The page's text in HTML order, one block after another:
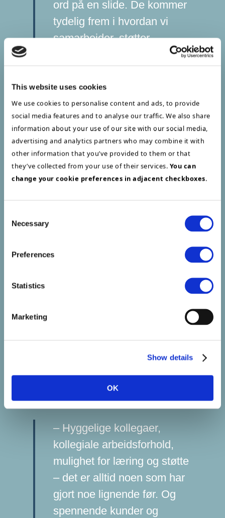
This website uses cookies
We use cookies to personalise content and ads, to provide
social media features and to analyse our traffic. We also share
information about your use of our site with our social media,
advertising and analytics partners who may combine it with
other information that you’ve provided to them or that
they’ve collected from your use of their services. You can
change your cookie preferences in adjacent checkboxes.
Selection
Necessary
Preferences
Statistics
Marketing
Show details
OK
ord på en slide. De kommer
tydelig frem i hvordan vi
samarbeider, støtter
hverandre og stiller krav til
kundene våre, tilføyer
Andrea.
Andrea beskriver kulturen som åpen,
uformell og
samarbeidsorientert og med lav terskel
for å stille spørsmål og dele erfaringer.
begge verdener: tryggheten
åpenhet for å tenke nytt. Det
Kirsti peker på det samme når hun
forklarer hvorfor folk trives og blir:
– Hyggelige kollegaer,
kollegiale arbeidsforhold,
mulighet for læring og støtte
– det er alltid noen som har
gjort noe lignende før. Og
spennende kunder og